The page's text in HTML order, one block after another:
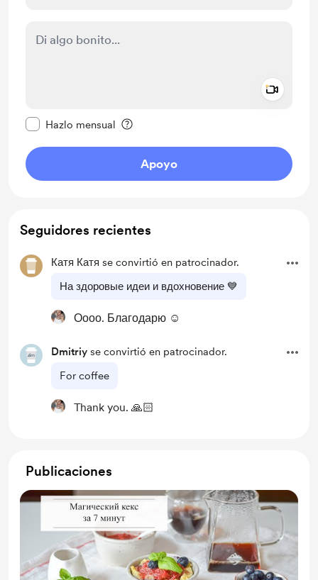
Hazlo mensual
Apoyo
Seguidores recientes
Катя Катя se convirtió en patrocinador.
На здоровые идеи и вдохновение 💙
Оооо. Благодарю ☺️
Dmitriy se convirtió en patrocinador.
For coffee
Thank you. 🙏🏻
Publicaciones